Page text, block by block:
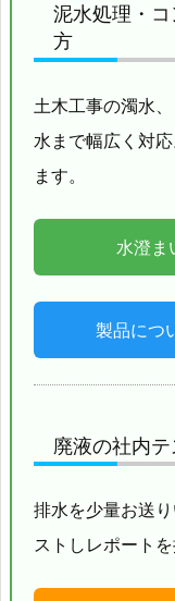
泥水処理・
方
土木工事の濁水
水まで幅広く対
ます。
水澄ま
製品につ
廃液の社内
排水を少量お送
ストしレポート